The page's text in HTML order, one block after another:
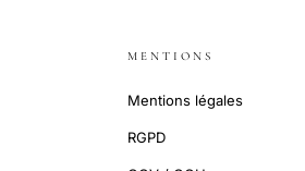
MENTIONS
Mentions légales
RGPD